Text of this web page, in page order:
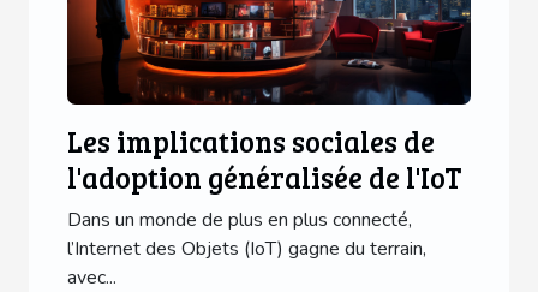
Les implications sociales de
l'adoption généralisée de l'IoT
Dans un monde de plus en plus connecté,
l’Internet des Objets (IoT) gagne du terrain,
avec...